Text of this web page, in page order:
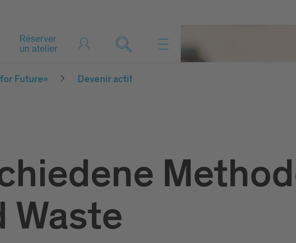
Réserver
un atelier
Future» Devenir actif
Waste